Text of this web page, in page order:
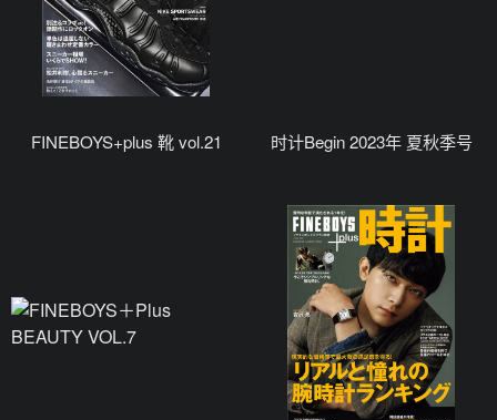
FINEBOYS+plus 靴 vol.21 时计Begin 2023年 夏秋季号